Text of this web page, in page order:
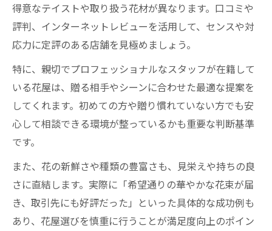
得意なテイストや取り扱う花材が異なります。口コミや
評判、インターネットレビューを活用して、センスや対
応力に定評のある店舗を見極めましょう。
特に、親切でプロフェッショナルなスタッフが在籍して
いる花屋は、贈る相手やシーンに合わせた最適な提案を
してくれます。初めての方や贈り慣れていない方でも安
心して相談できる環境が整っているかも重要な判断基準
です。
また、花の新鮮さや種類の豊富さも、見栄えや持ちの良
さに直結します。実際に「希望通りの華やかな花束が届
き、取引先にも好評だった」といった具体的な成功例も
あり、花屋選びを慎重に行うことが満足度向上のポイン